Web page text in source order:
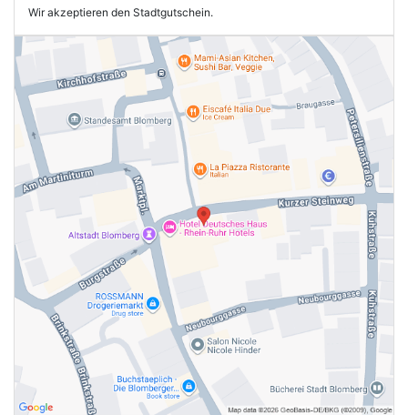
Wir akzeptieren den Stadtgutschein.